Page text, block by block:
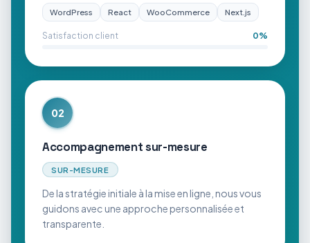
WordPress React WooCommerce Next.js
Satisfaction client 0%
02
Accompagnement sur-mesure
SUR-MESURE
De la stratégie initiale à la mise en ligne, nous vous
guidons avec une approche personnalisée et
transparente.